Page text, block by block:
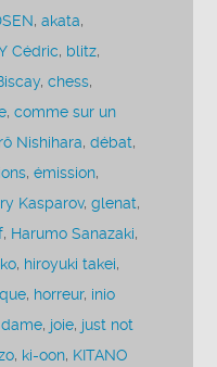
,akata,
Cédric, blitz,
,chess,
,comme sur un
Nishihara,débat,
,émission,
Kasparov,glenat,
, Harumo Sanazaki,
, hiroyuki takei,
, horreur, inio
, joie, just not
, ki-oon, KITANO